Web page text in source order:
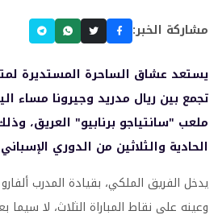
مشاركة الخبر:
يستعد عشاق الساحرة المستديرة
تجمع بين ريال مدريد وجيرونا مساء
ملعب "سانتياجو برنابيو" العريق،
الحادية والثلاثين من الدوري الإسباني
يدخل الفريق الملكي، بقيادة المدرب
وعينه على نقاط المباراة الثلاث، لا